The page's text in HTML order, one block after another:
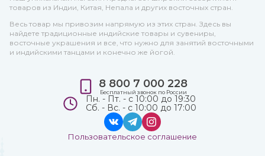
товаров из Индии, Китая, Непала и других восточных стран.
Весь товар мы привозим напрямую из этих стран. Здесь вы
найдете традиционные индийские товары и сувениры,
восточные украшения и все, что нужно для занятий восточными
и индийскими танцами и конечно же йогой.
8 800 7 000 228
Бесплатный звонок по России
Пн. - Пт. - с 10:00 до 19:30
Сб. - Вс. - с 10:00 до 17:00
Пользовательское соглашение